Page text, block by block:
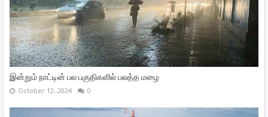
இன்றும் நாட்டின் பல பகுதிகளில் பலத்த மழை
October 12, 2024 0